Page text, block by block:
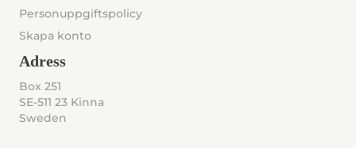
Personuppgiftspolicy
Skapa konto
Adress
Box 251
SE-511 23 Kinna
Sweden